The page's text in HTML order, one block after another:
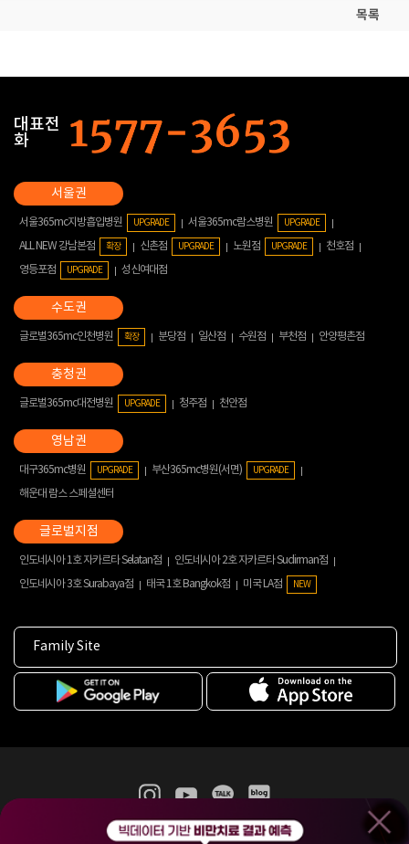
목록
대표전
화
서울365mc지방흡입병원 UPGRADE 서울365mc람스병원 UPGRADE
ALL NEW 강남본점 확장 신촌점 UPGRADE 노원점 UPGRADE
천호점
영등포점
UPGRADE 성신여대점
글로벌365mc인천병원 확장 분당점 일산점 수원점 부천점 안양평촌점
글로벌365mc대전병원 UPGRADE 청주점 천안점
대구365mc병원 UPGRADE 부산365mc병원(서면) UPGRADE
해운대 람스 스페셜센터
인도네시아 1호 자카르타 Selatan점
인도네시아 2호 자카르타 Sudirman점
인도네시아 3호 Surabaya점
태국 1호 Bangkok점 미국 LA점 NEW
Family Site
365mc 병·의원 이용약관
홈페이지 이용약관